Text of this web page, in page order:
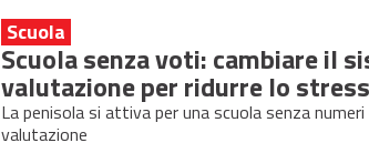
Scuola
Scuola senza voti: cambiare il
valutazione per ridurre lo stress
La penisola si attiva per una scuola senza
valutazione